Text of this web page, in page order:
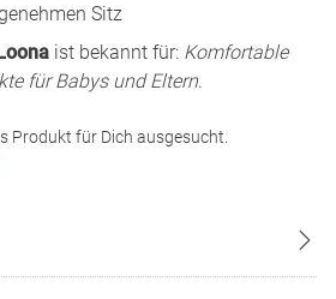
Sitz
ist bekannt für: Komfortable
für Babys und Eltern.
Produkt für Dich ausgesucht.